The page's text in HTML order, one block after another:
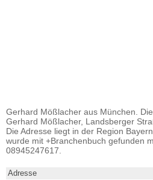
Gerhard Mößlacher aus München.
Gerhard Mößlacher, Landsberger
Die Adresse liegt in der Region
wurde mit +Branchenbuch gefunden
08945247617.
Adresse